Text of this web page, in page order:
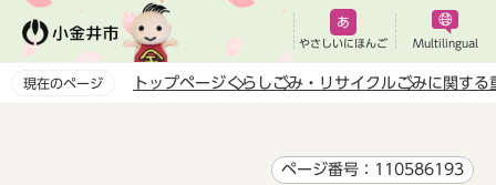
ペ
やさしいにほんご Multilingual
現在のページ トップページくらし ごみ・リサイクルごみに関する
ページ番号：110586193